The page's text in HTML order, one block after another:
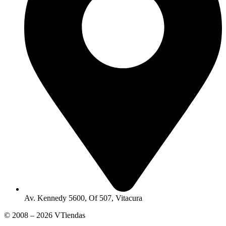
Av. Kennedy 5600, Of 507, Vitacura
© 2008 – 2026 VTiendas